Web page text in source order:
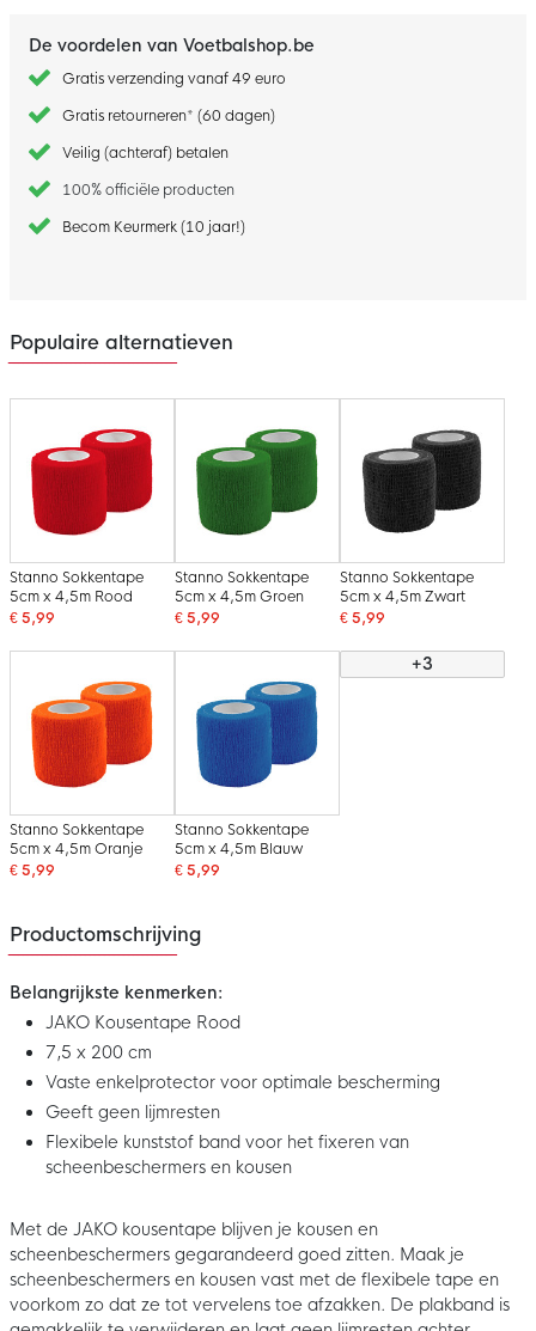
De voordelen van Voetbalshop.be
Gratis verzending vanaf 49 euro
Gratis retourneren* (60 dagen)
Veilig (achteraf) betalen
100% officiële producten
Becom Keurmerk (10 jaar!)
Populaire alternatieven
Stanno Sokkentape
5cm x 4,5m Rood
€ 5,99
Stanno Sokkentape
5cm x 4,5m Groen
€ 5,99
Stanno Sokkentape
5cm x 4,5m Zwart
€ 5,99
Stanno Sokkentape
5cm x 4,5m Oranje
€ 5,99
Stanno Sokkentape
5cm x 4,5m Blauw
€ 5,99
+3
Productomschrijving
Belangrijkste kenmerken:
JAKO Kousentape Rood
7,5 x 200 cm
Vaste enkelprotector voor optimale bescherming
Geeft geen lijmresten
Flexibele kunststof band voor het fixeren van
scheenbeschermers en kousen
Met de JAKO kousentape blijven je kousen en
scheenbeschermers gegarandeerd goed zitten. Maak je
scheenbeschermers en kousen vast met de flexibele tape en
voorkom zo dat ze tot vervelens toe afzakken. De plakband is